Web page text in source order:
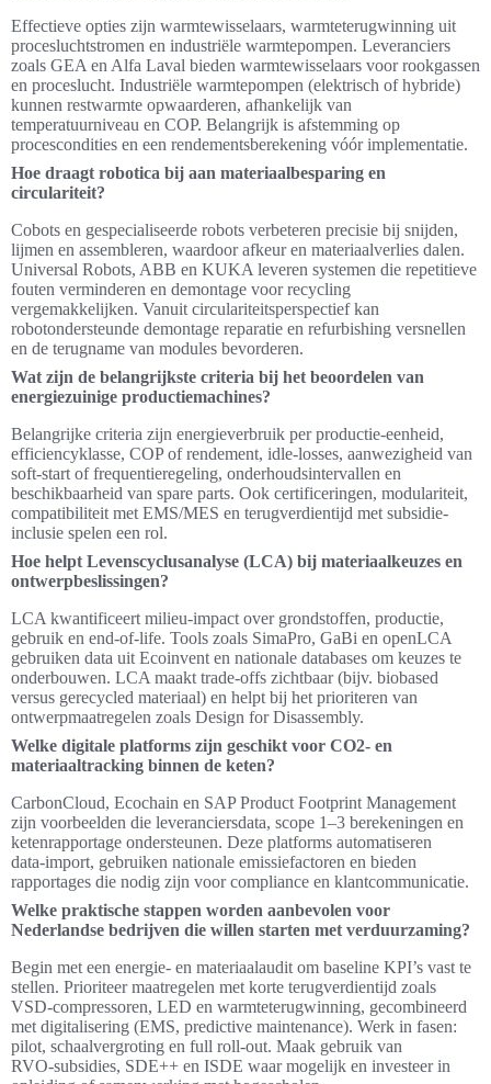
Effectieve opties zijn warmtewisselaars, warmteterugwinning uit
procesluchtstromen en industriële warmtepompen. Leveranciers
zoals GEA en Alfa Laval bieden warmtewisselaars voor rookgassen
en proceslucht. Industriële warmtepompen (elektrisch of hybride)
kunnen restwarmte opwaarderen, afhankelijk van
temperatuurniveau en COP. Belangrijk is afstemming op
procescondities en een rendementsberekening vóór implementatie.
Hoe draagt robotica bij aan materiaalbesparing en
circulariteit?
Cobots en gespecialiseerde robots verbeteren precisie bij snijden,
lijmen en assembleren, waardoor afkeur en materiaalverlies dalen.
Universal Robots, ABB en KUKA leveren systemen die repetitieve
fouten verminderen en demontage voor recycling
vergemakkelijken. Vanuit circulariteitsperspectief kan
robotondersteunde demontage reparatie en refurbishing versnellen
en de terugname van modules bevorderen.
Wat zijn de belangrijkste criteria bij het beoordelen van
energiezuinige productiemachines?
Belangrijke criteria zijn energieverbruik per productie-eenheid,
efficiencyklasse, COP of rendement, idle‑losses, aanwezigheid van
soft‑start of frequentieregeling, onderhoudsintervallen en
beschikbaarheid van spare parts. Ook certificeringen, modulariteit,
compatibiliteit met EMS/MES en terugverdientijd met subsidie-
inclusie spelen een rol.
Hoe helpt Levenscyclusanalyse (LCA) bij materiaalkeuzes en
ontwerpbeslissingen?
LCA kwantificeert milieu-impact over grondstoffen, productie,
gebruik en end‑of‑life. Tools zoals SimaPro, GaBi en openLCA
gebruiken data uit Ecoinvent en nationale databases om keuzes te
onderbouwen. LCA maakt trade‑offs zichtbaar (bijv. biobased
versus gerecycled materiaal) en helpt bij het prioriteren van
ontwerpmaatregelen zoals Design for Disassembly.
Welke digitale platforms zijn geschikt voor CO2‑ en
materiaaltracking binnen de keten?
CarbonCloud, Ecochain en SAP Product Footprint Management
zijn voorbeelden die leveranciersdata, scope 1–3 berekeningen en
ketenrapportage ondersteunen. Deze platforms automatiseren
data‑import, gebruiken nationale emissiefactoren en bieden
rapportages die nodig zijn voor compliance en klantcommunicatie.
Welke praktische stappen worden aanbevolen voor
Nederlandse bedrijven die willen starten met verduurzaming?
Begin met een energie‑ en materiaalaudit om baseline KPI’s vast te
stellen. Prioriteer maatregelen met korte terugverdientijd zoals
VSD‑compressoren, LED en warmteterugwinning, gecombineerd
met digitalisering (EMS, predictive maintenance). Werk in fasen:
pilot, schaalvergroting en full roll‑out. Maak gebruik van
RVO‑subsidies, SDE++ en ISDE waar mogelijk en investeer in